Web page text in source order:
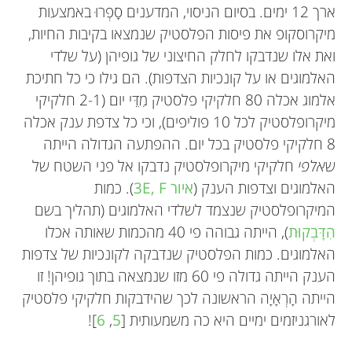
*
silvia.arossa@kaust.edu.sa
בחורף. ארך 12 ימים. בסיום הניסוי, המדענים סָפְרוּ באמצעות
מיקרוסקופ את פיסות הפלסטיק שנמצאו בקיבות החיות,
ואת אלו שנדבקו לחלק החיצוני של גופיהן (על שלדי
האלמוגים או על קונכיות הצדפות). הם גילו כי כל חתיכת
אלמוג אכלה 80 חלקיקי פלסטיק מִדֵּי יום (2-1 חלקיקי
מיקרופלסטיק לכל 10 פוליפים), וכי כל צדפת ענק אכלה
8 חלקיקי פלסטיק בכל יום. ההפתעה הגדולה הייתה
שאלפי חלקיקי מיקרופלסטיק נדבקו אל פני השטח של
האלמוגים וצדפות הענק (איור 3E, F
). כמות
המיקרופלסטיק שנצמד לשלדי האלמוגים (תהליך בשם
הִדָּבְקוּת
), הייתה גבוהה פי 40 מהכמות שאותה אכלו
האלמוגים. כמות הפלסטיק שנדבקה לקונכיות של צדפות
הענק הייתה גדולה פי 60 מזו שנמצאה בתוך גופיהן! זו
הייתה הָרְאָיָה הראשונה לכך שהידבקות חלקיקי פלסטיק
לאורגניזמים ימיים היא כה משמעותית [5
,
6
]!